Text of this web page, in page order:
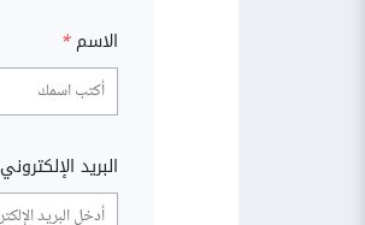
الاسم *
البريد الإلكتروني